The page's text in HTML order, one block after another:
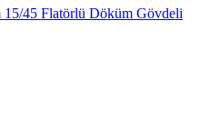
15/45 Flatörlü Döküm Gövdeli